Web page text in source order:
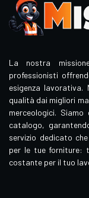
La nostra
professionisti
esigenza
qualità dai migliori
merceologici.
catalogo,
servizio dedicato
per le tue forniture:
costante per il tuo